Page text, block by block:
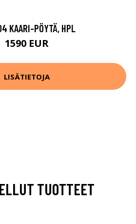
KAARI-PÖYTÄ, HPL
1590 EUR
LISÄTIETOJA
TUOTTEET